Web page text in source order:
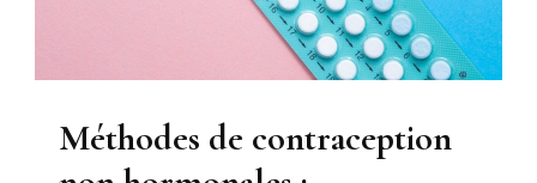
Méthodes de contraception